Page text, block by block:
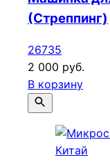
(Стреппинг)
26735
2 000 руб.
В корзину